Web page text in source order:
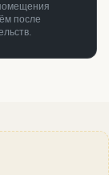
после